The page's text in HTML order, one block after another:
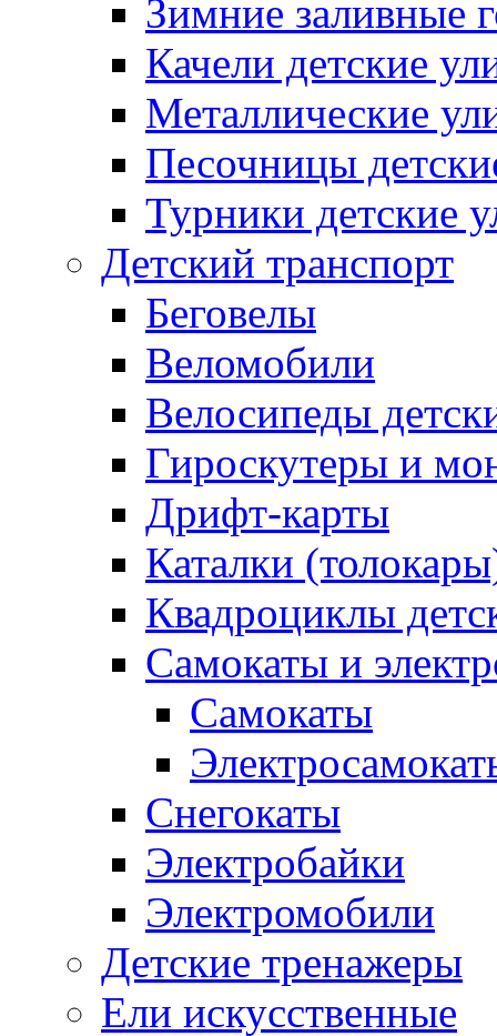
Зимние заливные
Качели детские
Металлические
Песочницы
Турники детские
Детский транспорт
Беговелы
Веломобили
Велосипеды
Гироскутеры и
Дрифт-карты
Каталки
Квадроциклы
Самокаты и
Самокаты
Снегокаты
Электробайки
Электромобили
Детские тренажеры
Ели искусственные